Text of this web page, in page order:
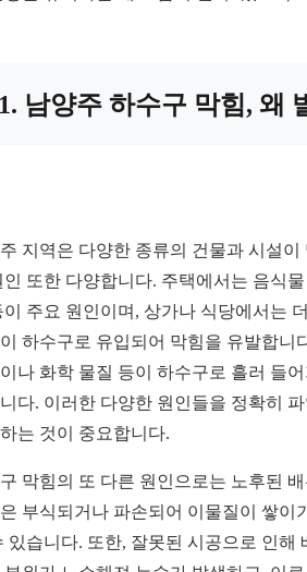
남양주 하수구 막힘, 왜
지역은 다양한 종류의 건물과 시설
인 또한 다양합니다. 주택에서는 음식
이 주요 원인이며, 상가나 식당에서는
하수구로 유입되어 막힘을 유발합니
나 화학 물질 등이 하수구로 흘러 들
다. 이러한 다양한 원인들을 정확히
는 것이 중요합니다.
막힘의 또 다른 원인으로는 노후된
부식되거나 파손되어 이물질이 쌓이
있습니다. 또한, 잘못된 시공으로 인해